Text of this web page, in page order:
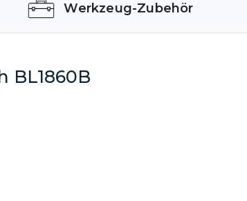
Werkzeug-Zubehör
BL1860B